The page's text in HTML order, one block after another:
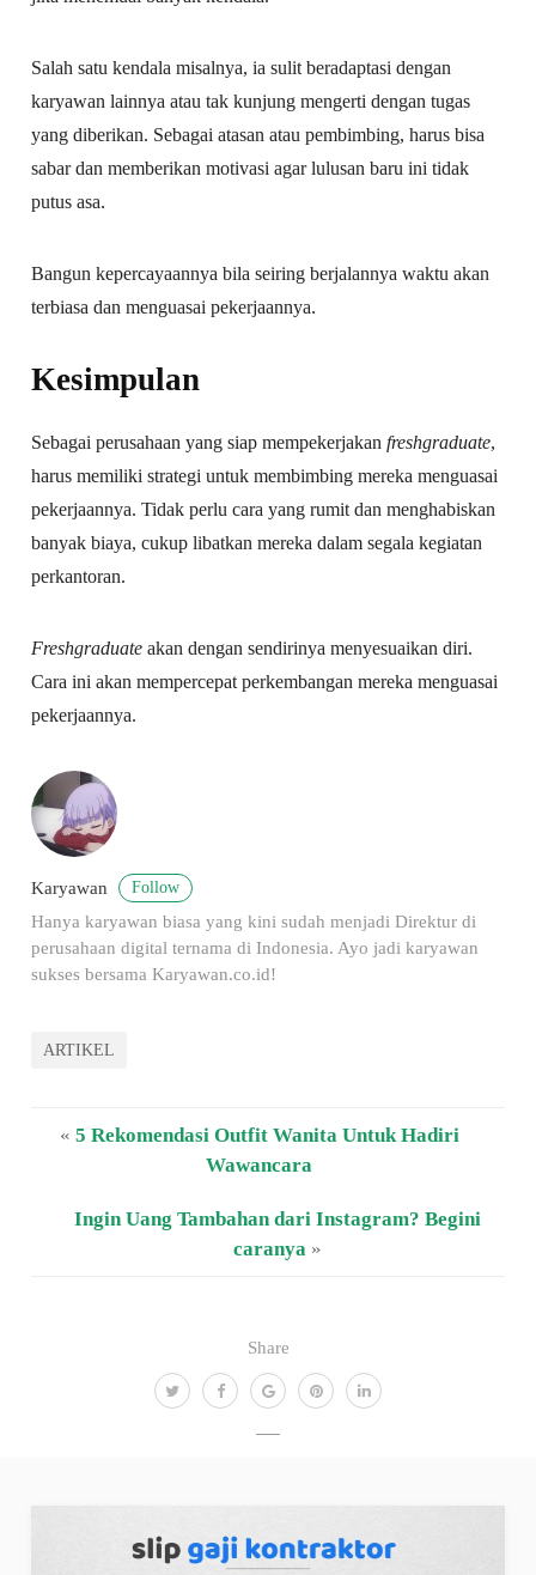
Share
Salah satu kendala misalnya, ia sulit beradaptasi dengan
karyawan lainnya atau tak kunjung mengerti dengan tugas
yang diberikan. Sebagai atasan atau pembimbing, harus bisa
sabar dan memberikan motivasi agar lulusan baru ini tidak
putus asa.
Bangun kepercayaannya bila seiring berjalannya waktu akan
terbiasa dan menguasai pekerjaannya.
Kesimpulan
Sebagai perusahaan yang siap mempekerjakanfreshgraduate,
harus memiliki strategi untuk membimbing mereka menguasai
pekerjaannya. Tidak perlu cara yang rumit dan menghabiskan
banyak biaya, cukup libatkan mereka dalam segala kegiatan
perkantoran.
Freshgraduateakan dengan sendirinya menyesuaikan diri.
Cara ini akan mempercepat perkembangan mereka menguasai
pekerjaannya.
Karyawan Follow
Hanya karyawan biasa yang kini sudah menjadi Direktur di
perusahaan digital ternama di Indonesia. Ayo jadi karyawan
sukses bersama Karyawan.co.id!
ARTIKEL
« 5 Rekomendasi Outfit Wanita Untuk Hadiri
Wawancara
Ingin Uang Tambahan dari Instagram? Begini
caranya »